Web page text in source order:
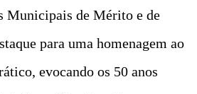
Municipais de Mérito e de
para uma homenagem ao
evocando os 50 anos